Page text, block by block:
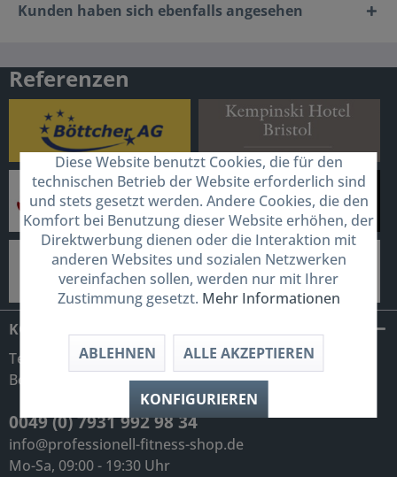
Kunden haben sich ebenfalls angesehen
Referenzen
KONTAKT
Telefonische Unterstützung und
Beratung unter:
0049 (0) 7931 992 98 34
info@professionell-fitness-shop.de
Mo-Sa, 09:00 - 19:30 Uhr
Diese Website benutzt Cookies, die für den
technischen Betrieb der Website erforderlich sind
und stets gesetzt werden. Andere Cookies, die den
Komfort bei Benutzung dieser Website erhöhen, der
Direktwerbung dienen oder die Interaktion mit
anderen Websites und sozialen Netzwerken
vereinfachen sollen, werden nur mit Ihrer
Zustimmung gesetzt. Mehr Informationen
ABLEHNEN ALLE AKZEPTIEREN
KONFIGURIEREN